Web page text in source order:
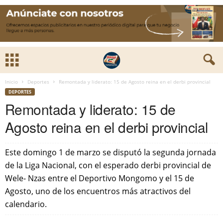
Inicio Deportes Remontada y liderato: 15 de Agosto reina en el derbi provincial
DEPORTES
Remontada y liderato: 15 de
Agosto reina en el derbi provincial
Este domingo 1 de marzo se disputó la segunda jornada
de la Liga Nacional, con el esperado derbi provincial de
Wele- Nzas entre el Deportivo Mongomo y el 15 de
Agosto, uno de los encuentros más atractivos del
calendario.